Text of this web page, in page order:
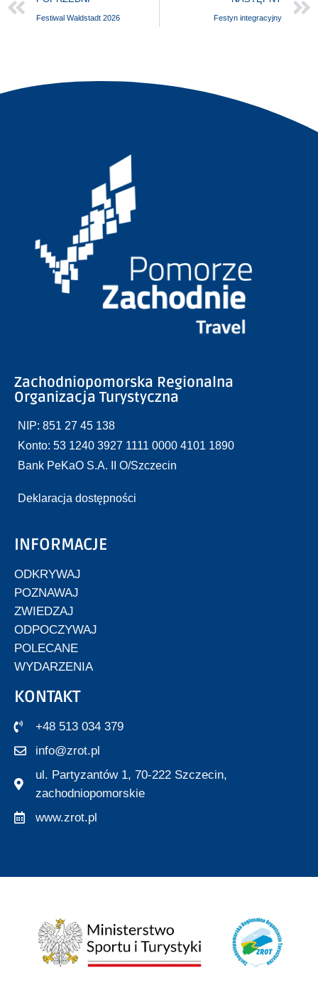
Festiwal Waldstadt 2026 Festyn integracyjny
Zachodniopomorska Regionalna
Organizacja Turystyczna
NIP: 851 27 45 138
Konto: 53 1240 3927 1111 0000 4101 1890
Bank PeKaO S.A. II O/Szczecin
Deklaracja dostępności
INFORMACJE
ODKRYWAJ
POZNAWAJ
ZWIEDZAJ
ODPOCZYWAJ
POLECANE
WYDARZENIA
KONTAKT
+48 513 034 379
info@zrot.pl
ul. Partyzantów 1, 70-222 Szczecin,
zachodniopomorskie
www.zrot.pl